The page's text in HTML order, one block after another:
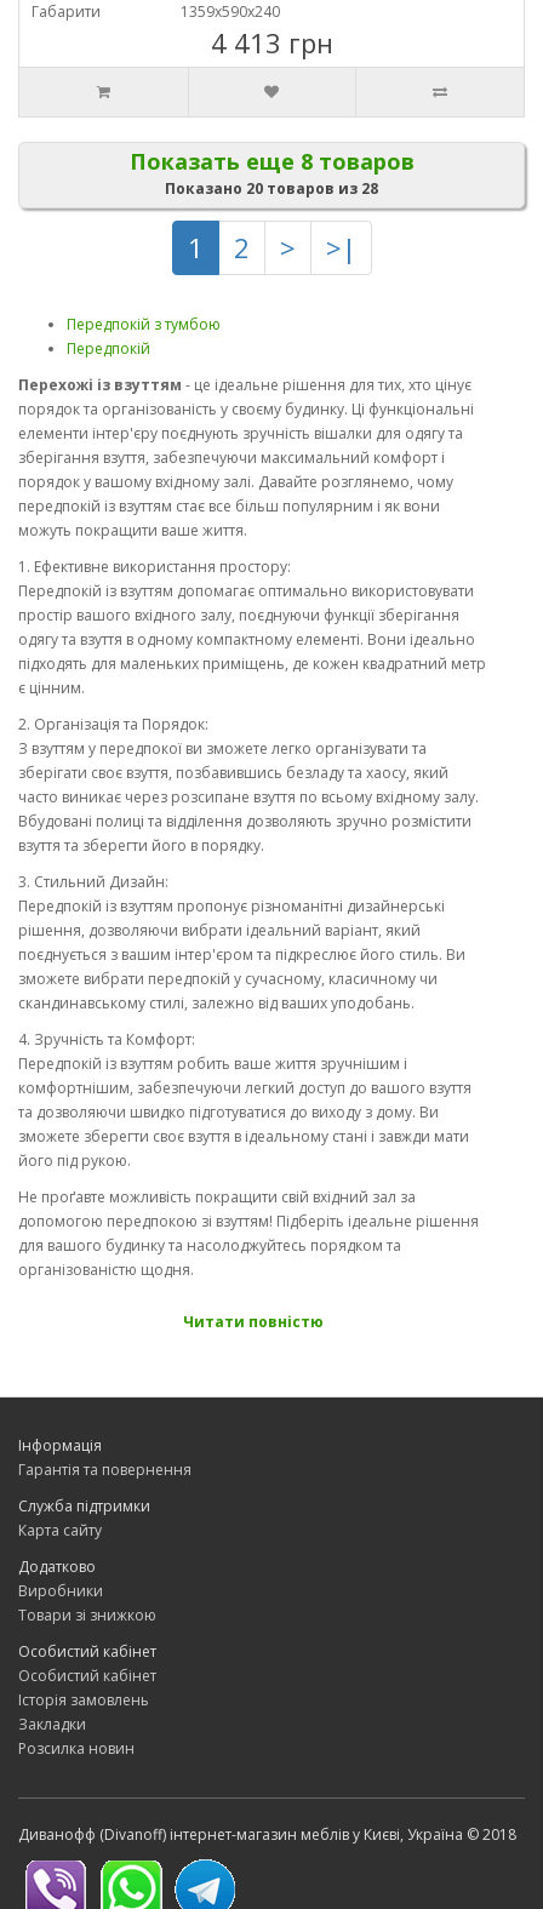
Габарити 1359х590х240
4 413 грн
Показать еще 8 товаров
Показано 20 товаров из 28
1 2 > >|
Передпокій з тумбою
Передпокій
Перехожі із взуттям - це ідеальне рішення для тих, хто цінує
порядок та організованість у своєму будинку. Ці функціональні
елементи інтер'єру поєднують зручність вішалки для одягу та
зберігання взуття, забезпечуючи максимальний комфорт і
порядок у вашому вхідному залі. Давайте розглянемо, чому
передпокій із взуттям стає все більш популярним і як вони
можуть покращити ваше життя.
1. Ефективне використання простору:
Передпокій із взуттям допомагає оптимально використовувати
простір вашого вхідного залу, поєднуючи функції зберігання
одягу та взуття в одному компактному елементі. Вони ідеально
підходять для маленьких приміщень, де кожен квадратний метр
є цінним.
2. Організація та Порядок:
З взуттям у передпокої ви зможете легко організувати та
зберігати своє взуття, позбавившись безладу та хаосу, який
часто виникає через розсипане взуття по всьому вхідному залу.
Вбудовані полиці та відділення дозволяють зручно розмістити
взуття та зберегти його в порядку.
3. Стильний Дизайн:
Передпокій із взуттям пропонує різноманітні дизайнерські
рішення, дозволяючи вибрати ідеальний варіант, який
поєднується з вашим інтер'єром та підкреслює його стиль. Ви
зможете вибрати передпокій у сучасному, класичному чи
скандинавському стилі, залежно від ваших уподобань.
4. Зручність та Комфорт:
Передпокій із взуттям робить ваше життя зручнішим і
комфортнішим, забезпечуючи легкий доступ до вашого взуття
та дозволяючи швидко підготуватися до виходу з дому. Ви
зможете зберегти своє взуття в ідеальному стані і завжди мати
його під рукою.
Не проґавте можливість покращити свій вхідний зал за
допомогою передпокою зі взуттям! Підберіть ідеальне рішення
для вашого будинку та насолоджуйтесь порядком та
організованістю щодня.
Звертайте увагу на важливі особливості передпокою із взуттям,
Прихожие, шкафы в прихожую
Читати повністю
Інформація
Гарантія та повернення
Служба підтримки
Карта сайту
Додатково
Виробники
Товари зі знижкою
Особистий кабінет
Особистий кабінет
Історія замовлень
Закладки
Розсилка новин
Диванофф (Divanoff) інтернет-магазин меблів у Києві, Україна © 2018